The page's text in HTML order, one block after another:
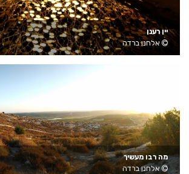
יין רענן
אלחנן ברדה
מה רבו מעשיך
אלחנן ברדה